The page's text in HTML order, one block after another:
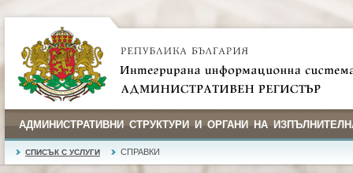
АДМИНИСТРАТИВНИ СТРУКТУРИ И ОРГАНИ НА
СПИСЪК С УСЛУГИ СПРАВКИ